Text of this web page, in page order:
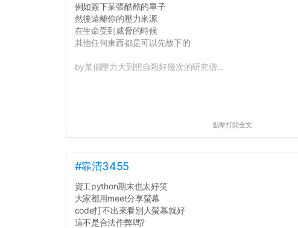
例如簽下某張酷酷的單子
然後遠離你的壓力來源
在生命受到威脅的時候
其他任何東西都是可以先放下的
by某個壓力大到想自殺好幾次的研究僧...
點擊打開全文
#靠清3455
資工python期末也太好笑
大家都用meet分享螢幕
code打不出來看別人螢幕就好
這不是合法作弊嗎?